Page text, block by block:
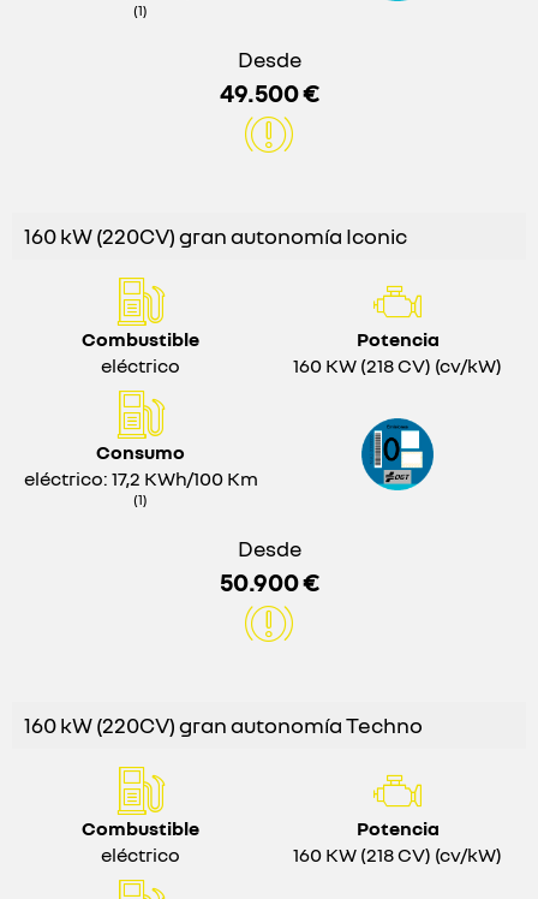
(1)
Desde
49.500 €
160 kW (220CV) gran autonomía Iconic
Combustible
eléctrico
Potencia
160 KW (218 CV) (cv/kW)
Consumo
eléctrico: 17,2 KWh/100 Km
(1)
Desde
50.900 €
160 kW (220CV) gran autonomía Techno
Combustible
eléctrico
Potencia
160 KW (218 CV) (cv/kW)